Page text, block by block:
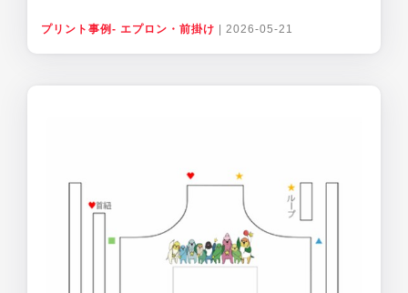
プリント事例- エプロン・前掛け 2026-05-21